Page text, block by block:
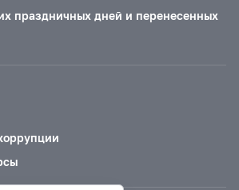
праздничных дней и перенесенных